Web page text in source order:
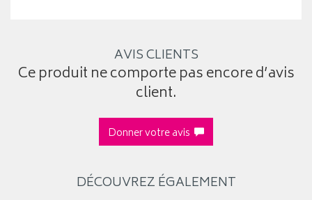
AVIS CLIENTS
Ce produit ne comporte pas encore d’avis
client.
Donner votre avis
DÉCOUVREZ ÉGALEMENT